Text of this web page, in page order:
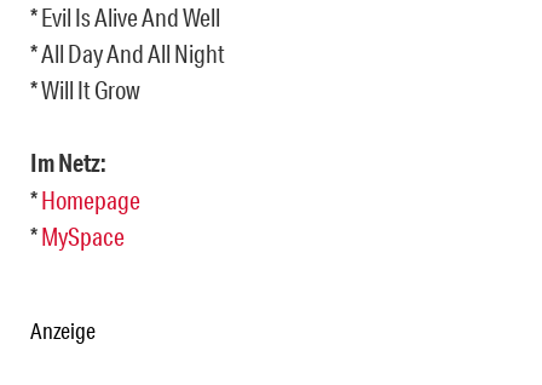
* Evil Is Alive And Well
* All Day And All Night
* Will It Grow
Im Netz:
*Homepage
*MySpace
Anzeige